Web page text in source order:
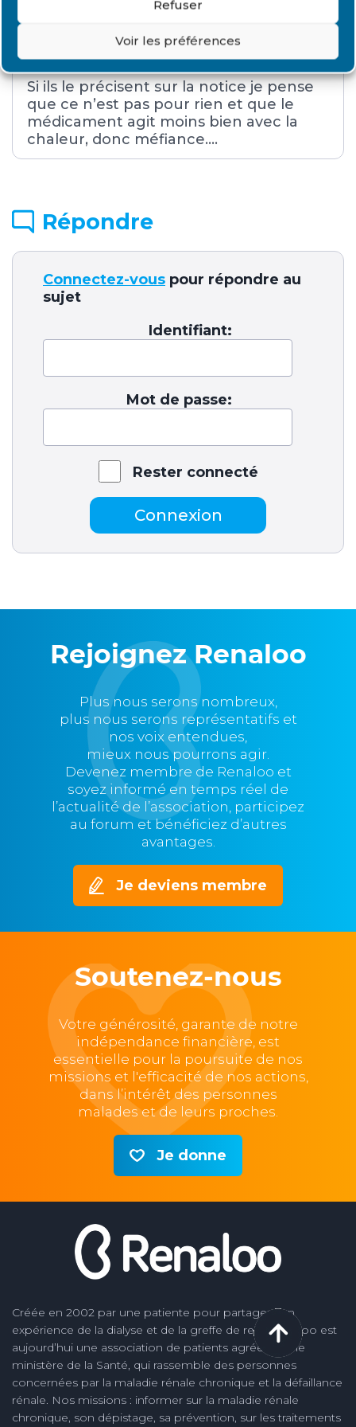
Refuser
Voir les préférences
sous l’effet de la chaleur à l’intérieur de
la gellule.
Si ils le précisent sur la notice je pense
que ce n’est pas pour rien et que le
médicament agit moins bien avec la
chaleur, donc méfiance….
Répondre
Connectez-vous pour répondre au
sujet
Identifiant:
Mot de passe:
Rester connecté
Connexion
Rejoignez Renaloo
Plus nous serons nombreux,
plus nous serons représentatifs et
nos voix entendues,
mieux nous pourrons agir.
Devenez membre de Renaloo et
soyez informé en temps réel de
l’actualité de l’association, participez
au forum et bénéficiez d’autres
avantages.
Je deviens membre
Soutenez-nous
Votre générosité, garante de notre
indépendance financière, est
essentielle pour la poursuite de nos
missions et l'efficacité de nos actions,
dans l’intérêt des personnes
malades et de leurs proches.
Je donne
Créée en 2002 par une patiente pour partager son
expérience de la dialyse et de la greffe de rein, Renaloo est
aujourd’hui une association de patients agréée par le
ministère de la Santé, qui rassemble des personnes
concernées par la maladie rénale chronique et la défaillance
rénale. Nos missions : informer sur la maladie rénale
chronique, son dépistage, sa prévention, sur les traitements